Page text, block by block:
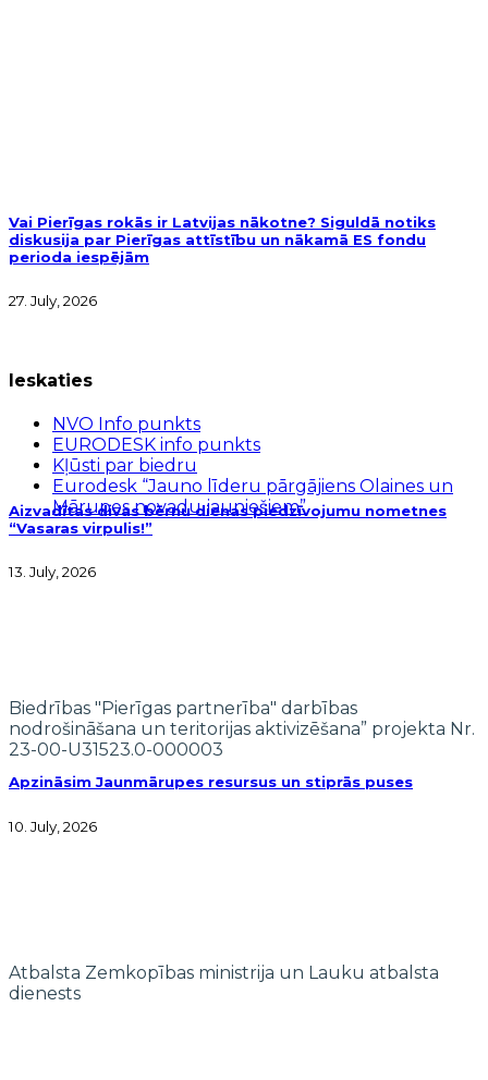
Vai Pierīgas rokās ir Latvijas nākotne? Siguldā notiks
diskusija par Pierīgas attīstību un nākamā ES fondu
perioda iespējām
27. July, 2026
Aizvadītas divas bērnu dienas piedzīvojumu nometnes
“Vasaras virpulis!”
13. July, 2026
Apzināsim Jaunmārupes resursus un stiprās puses
10. July, 2026
Ieskaties
NVO Info punkts
EURODESK info punkts
Kļūsti par biedru
Eurodesk “Jauno līderu pārgājiens Olaines un
Mārupes novadu jauniešiem”
Biedrības "Pierīgas partnerība" darbības
nodrošināšana un teritorijas aktivizēšana” projekta Nr.
23-00-U31523.0-000003
Atbalsta Zemkopības ministrija un Lauku atbalsta
dienests